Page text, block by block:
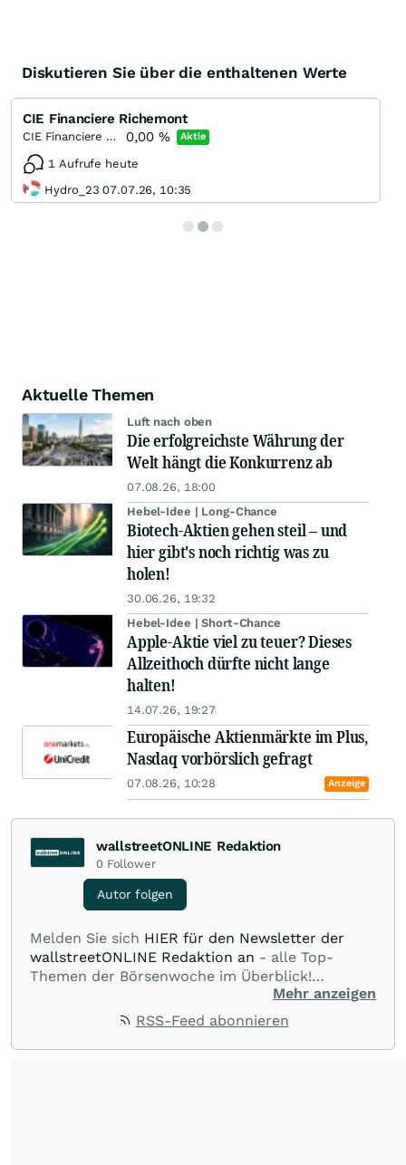
Diskutieren Sie über die enthaltenen Werte
CIE Financiere Richemont
CIE Financiere Richemont 0,00 % Aktie
1 Aufrufe heute
Hydro_23 07.07.26, 10:35
Aktuelle Themen
Luft nach oben
Die erfolgreichste Währung der
Welt hängt die Konkurrenz ab
07.08.26, 18:00
Hebel-Idee | Long-Chance
Biotech-Aktien gehen steil – und
hier gibt's noch richtig was zu
holen!
30.06.26, 19:32
Hebel-Idee | Short-Chance
Apple-Aktie viel zu teuer? Dieses
Allzeithoch dürfte nicht lange
halten!
14.07.26, 19:27
Europäische Aktienmärkte im Plus,
Nasdaq vorbörslich gefragt
07.08.26, 10:28 Anzeige
wallstreetONLINE Redaktion
0 Follower
Autor folgen
Melden Sie sich HIER für den Newsletter der
wallstreetONLINE Redaktion an - alle Top-
Themen der Börsenwoche im Überblick!
Verpassen Sie kein wichtiges Anleger-Thema!Für
Beiträge auf diesem journalistischen Channel ist
Redaktion verantwortlich. Die Fachjournalisten
Mehr anzeigen
RSS-Feed abonnieren